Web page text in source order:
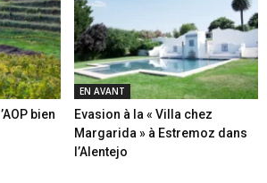
bien
EN AVANT
Evasion à la « Villa chez
Margarida » à Estremoz dans
l’Alentejo